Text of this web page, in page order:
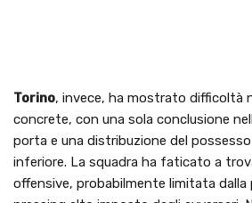
Torino, invece, ha mostrato difficoltà
concrete, con una sola conclusione
porta e una distribuzione del
inferiore. La squadra ha faticato a
offensive, probabilmente limitata dalla